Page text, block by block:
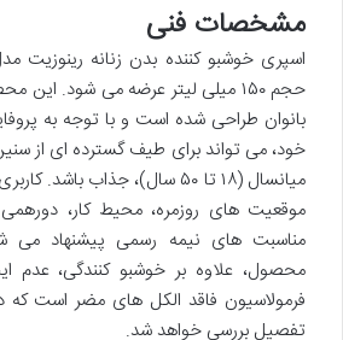
مشخصات فنی
حجم ۱۵۰ میلی لیتر عرضه می شود.
بانوان طراحی شده است و با توجه به
خود، می تواند برای طیف گسترده ای از
میانسال (۱۸ تا ۵۰ سال)، جذاب
موقعیت های روزمره، محیط کار،
مناسبت های نیمه رسمی پیشنهاد می
محصول، علاوه بر خوشبو کنندگی، عدم
فرمولاسیون فاقد الکل های مضر است
تفصیل بررسی خواهد شد.